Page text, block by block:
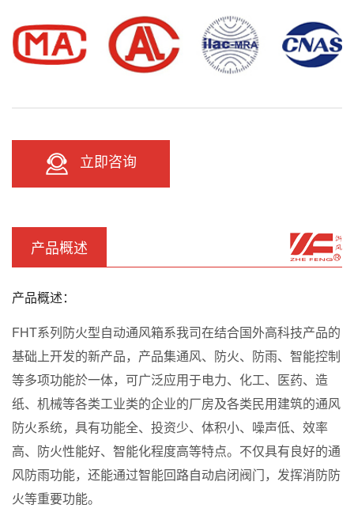
立即咨询
产品概述
产品概述：
FHT系列防火型自动通风箱系我司在结合国外高科技产品的
基础上开发的新产品，产品集通风、防火、防雨、智能控制
等多项功能於一体，可广泛应用于电力、化工、医药、造
纸、机械等各类工业类的企业的厂房及各类民用建筑的通风
防火系统，具有功能全、投资少、体积小、噪声低、效率
高、防火性能好、智能化程度高等特点。不仅具有良好的通
风防雨功能，还能通过智能回路自动启闭阀门，发挥消防防
火等重要功能。